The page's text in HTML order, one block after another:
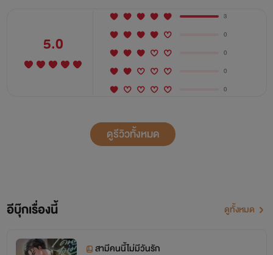
5.0
3
0
0
0
0
ดูรีวิวทั้งหมด
อีบุ๊กเรื่องนี้ ดูทั้งหมด
สามีคนนี้ไม่มีวันรัก